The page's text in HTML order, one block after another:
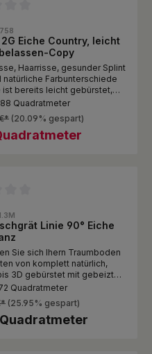
Eiche Country, leicht
Copy
Haarrisse, gesunder Splint
natürliche Farbunterschiede
ist bereits leicht gebürstet,
geölt oder ähnlich)
in 16 verschiedenen
einfach Anfrage zuschicken!
(20.09% gespart)
Quadratmeter
Linie 90° Eiche
Sie sich Ihern Traumboden
von komplett natürlich,
3D gebürstet mit gebeizter
Oberfläche.
(25.95% gespart)
Quadratmeter